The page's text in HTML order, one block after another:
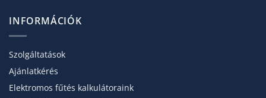
INFORMÁCIÓK
Szolgáltatások
Ajánlatkérés
Elektromos fűtés kalkulátoraink